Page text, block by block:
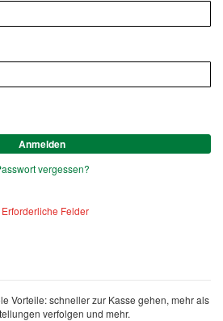
Anmelden
vergessen?
Vorteile: schneller zur Kasse gehen, mehr als
verfolgen und mehr.